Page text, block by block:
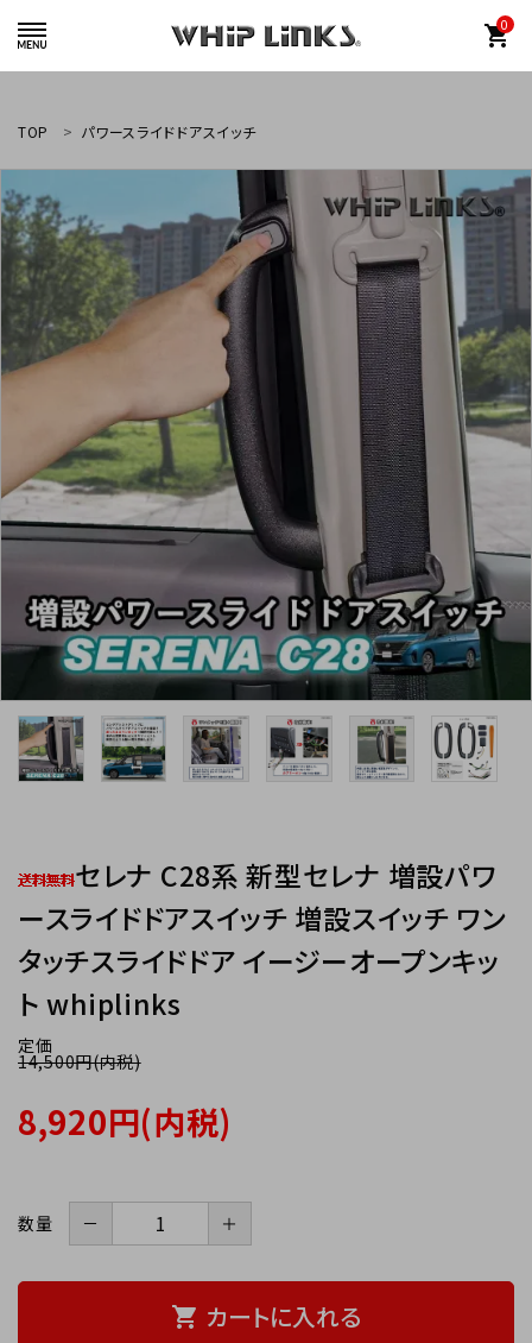
0
shopping_cart
whiplinks@heriantasu.com
☎048-452-8995
search
カテゴリーから探す
TOP パワースライドドアスイッチ
セレナ C28系 新型セレナ 増設パワ
ースライドドアスイッチ 増設スイッチ ワン
タッチスライドドア イージーオープンキッ
ト whiplinks
定価
14,500円(内税)
8,920円(内税)
数量 － ＋
shopping_cart カートに入れる